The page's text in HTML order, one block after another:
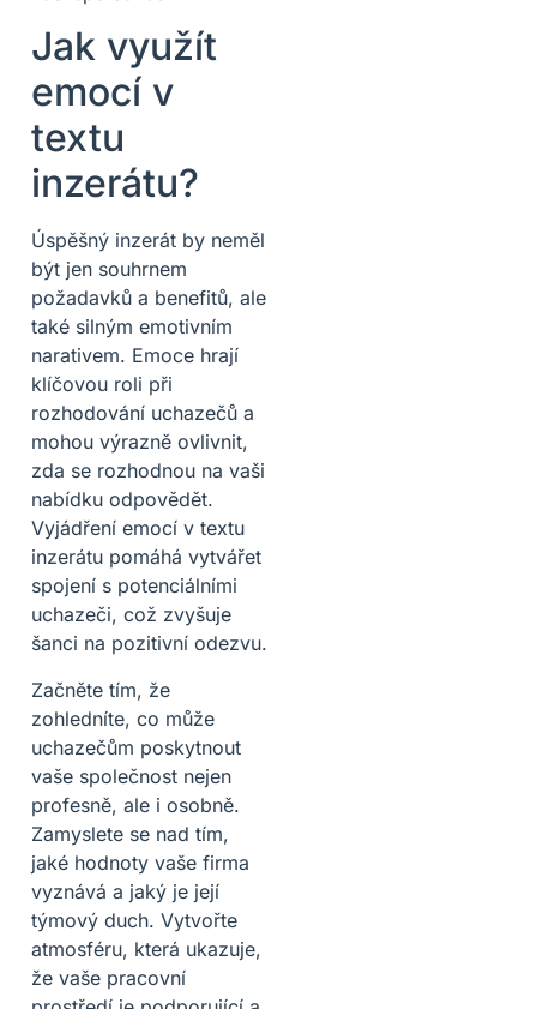
Jak využít
emocí v
textu
inzerátu?
Úspěšný inzerát by neměl
být jen souhrnem
požadavků a benefitů, ale
také silným emotivním
narativem. Emoce hrají
klíčovou roli při
rozhodování uchazečů a
mohou výrazně ovlivnit,
zda se rozhodnou na vaši
nabídku odpovědět.
Vyjádření emocí v textu
inzerátu pomáhá vytvářet
spojení s potenciálními
uchazeči, což zvyšuje
šanci na pozitivní odezvu.
Začněte tím, že
zohledníte, co může
uchazečům poskytnout
vaše společnost nejen
profesně, ale i osobně.
Zamyslete se nad tím,
jaké hodnoty vaše firma
vyznává a jaký je její
týmový duch. Vytvořte
atmosféru, která ukazuje,
že vaše pracovní